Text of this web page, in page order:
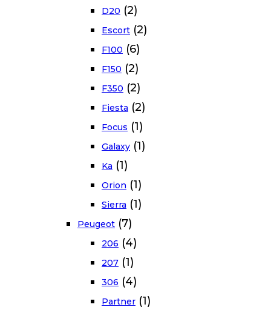
D20 (2)
Escort (2)
F100 (6)
F150 (2)
F350 (2)
Fiesta (2)
Focus (1)
Galaxy (1)
Ka (1)
Orion (1)
Sierra (1)
Peugeot (7)
206 (4)
207 (1)
306 (4)
Partner (1)